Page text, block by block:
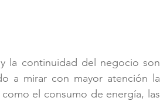
la continuidad del negocio son
a mirar con mayor atención la
el consumo de energía, las